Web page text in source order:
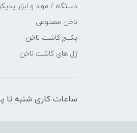
دستگاه / مواد و ابزار
ناخن مصنوعی
پکیج کاشت ناخن
ژل های کاشت ناخن
ساعات کاری شنبه تا پنج شنبه از